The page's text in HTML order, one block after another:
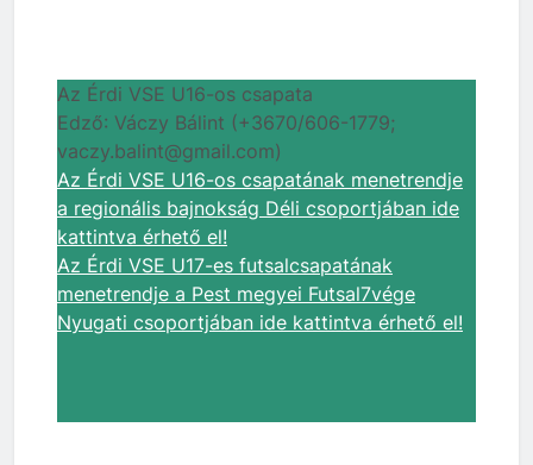
Az Érdi VSE U16-os csapata
Edző: Váczy Bálint (+3670/606-1779;
vaczy.balint@gmail.com)
Az Érdi VSE U16-os csapatának menetrendje
a regionális bajnokság Déli csoportjában ide
kattintva érhető el!
Az Érdi VSE U17-es futsalcsapatának
menetrendje a Pest megyei Futsal7vége
Nyugati csoportjában ide kattintva érhető el!